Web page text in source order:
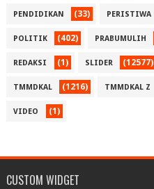
PENDIDIKAN (33) PERISTIWA
POLITIK (402) PRABUMULIH
REDAKSI (1) SLIDER (12577)
TMMDKAL (1216) TMMDKAL Z
VIDEO (1)
CUSTOM WIDGET